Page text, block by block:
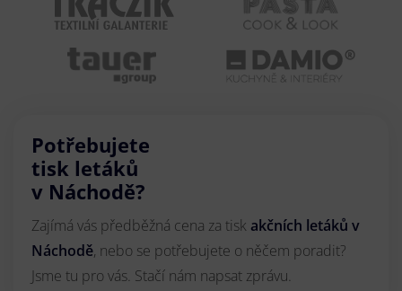
Potřebujete
tisk letáků
v Náchodě?
Zajímá vás předběžná cena za tisk akčních letáků v
Náchodě, nebo se potřebujete o něčem poradit?
Jsme tu pro vás. Stačí nám napsat zprávu.